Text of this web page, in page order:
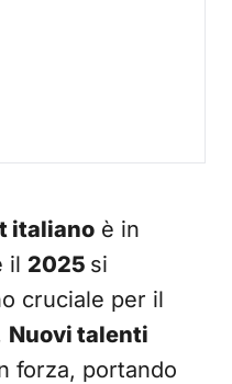
italiano è in
il 2025 si
cruciale per il
Nuovi talenti
forza, portando